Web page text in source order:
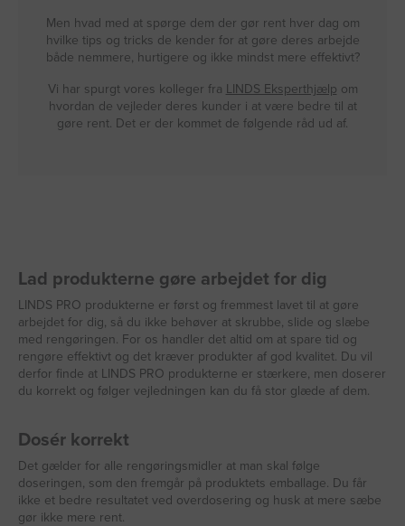
Men hvad med at spørge dem der gør rent hver dag om
hvilke tips og tricks de kender for at gøre deres arbejde
både nemmere, hurtigere og ikke mindst mere effektivt?
Vi har spurgt vores kolleger fra LINDS Eksperthjælp om
hvordan de vejleder deres kunder i at være bedre til at
gøre rent. Det er der kommet de følgende råd ud af.
Lad produkterne gøre arbejdet for dig
LINDS PRO produkterne er først og fremmest lavet til at gøre
arbejdet for dig, så du ikke behøver at skrubbe, slide og slæbe
med rengøringen. For os handler det altid om at spare tid og
rengøre effektivt og det kræver produkter af god kvalitet. Du vil
derfor finde at LINDS PRO produkterne er stærkere, men doserer
du korrekt og følger vejledningen kan du få stor glæde af dem.
Dosér korrekt
Det gælder for alle rengøringsmidler at man skal følge
doseringen, som den fremgår på produktets emballage. Du får
ikke et bedre resultatet ved overdosering og husk at mere sæbe
gør ikke mere rent.